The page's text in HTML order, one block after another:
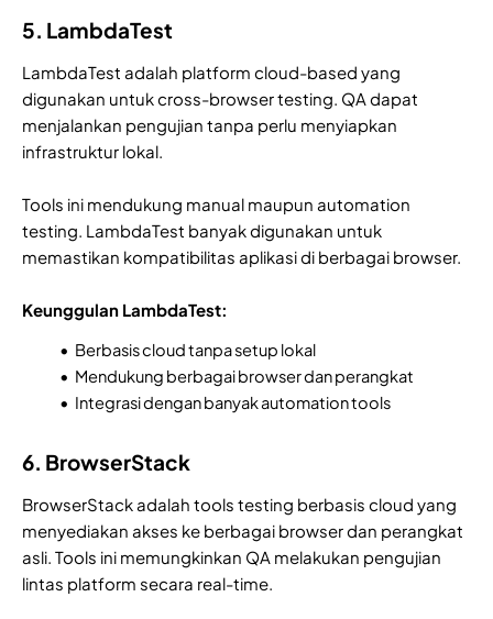
5. LambdaTest
LambdaTest adalah platform cloud-based yang
digunakan untuk cross-browser testing. QA dapat
menjalankan pengujian tanpa perlu menyiapkan
infrastruktur lokal.
Tools ini mendukung manual maupun automation
testing. LambdaTest banyak digunakan untuk
memastikan kompatibilitas aplikasi di berbagai browser.
Keunggulan LambdaTest:
Berbasis cloud tanpa setup lokal
Mendukung berbagai browser dan perangkat
Integrasi dengan banyak automation tools
6. BrowserStack
BrowserStack adalah tools testing berbasis cloud yang
menyediakan akses ke berbagai browser dan perangkat
asli. Tools ini memungkinkan QA melakukan pengujian
lintas platform secara real-time.